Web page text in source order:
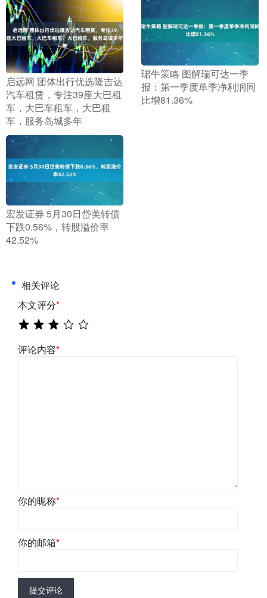
​启远网 团体出行优选隆吉达
汽车租赁，专注39座大巴租
车，大巴车租车，大巴租
车，服务岛城多年
​珺牛策略 图解瑞可达一季
报：第一季度单季净利润同
比增81.36%
​宏发证券 5月30日岱美转债
下跌0.56%，转股溢价率
42.52%
相关评论
本文评分*
评论内容*
你的昵称*
你的邮箱*
提交评论